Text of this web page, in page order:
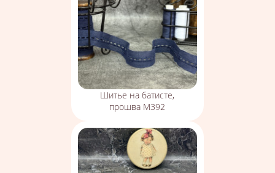
Шитье на батисте,
прошва М392